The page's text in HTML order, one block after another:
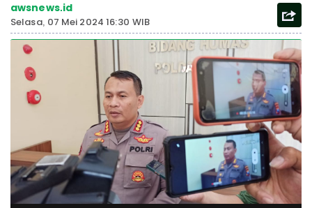
awsnews.id
Selasa, 07 Mei 2024 16:30 WIB